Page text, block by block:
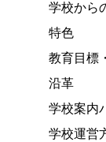
学校から
特色
教育目標
沿革
学校案内
学校運営